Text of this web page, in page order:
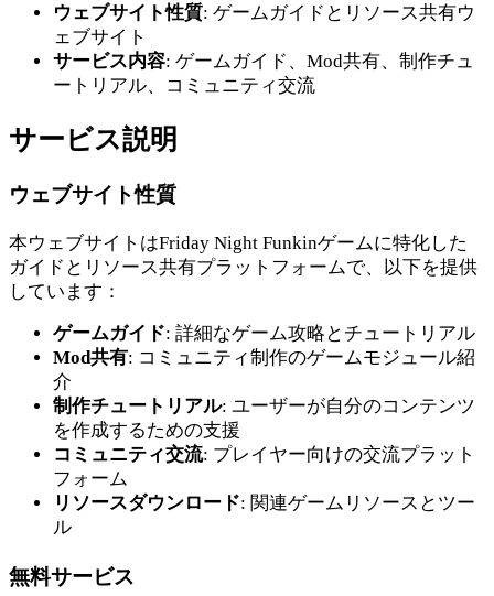
ウェブサイト性質: ゲームガイドとリソース共有ウ
ェブサイト
サービス内容: ゲームガイド、Mod共有、制作チュ
ートリアル、コミュニティ交流
サービス説明
ウェブサイト性質
本ウェブサイトはFriday Night Funkinゲームに特化した
ガイドとリソース共有プラットフォームで、以下を提供
しています：
ゲームガイド: 詳細なゲーム攻略とチュートリアル
Mod共有: コミュニティ制作のゲームモジュール紹
介
制作チュートリアル: ユーザーが自分のコンテンツ
を作成するための支援
コミュニティ交流: プレイヤー向けの交流プラット
フォーム
リソースダウンロード: 関連ゲームリソースとツー
ル
無料サービス